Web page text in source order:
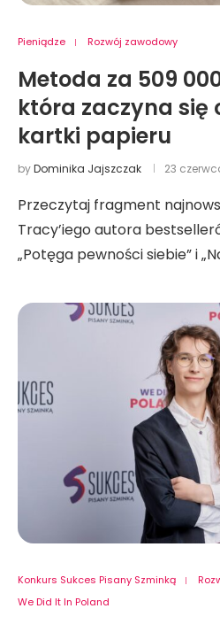
Pieniądze Rozwój zawodowy
Metoda za 509
która zaczyna się
kartki papieru
byDominika Jajszczak 23
Przeczytaj fragment
Tracy’iego autora
„Potęga pewności siebie” i
Konkurs Sukces Pisany Szminką
We Did It In Poland